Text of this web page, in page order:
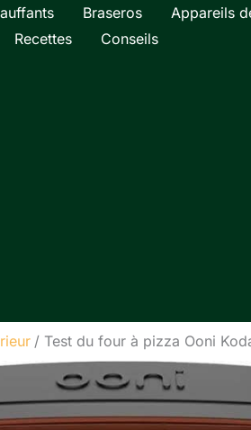
Braseros Appareils
Recettes Conseils
Test du four à pizza Ooni